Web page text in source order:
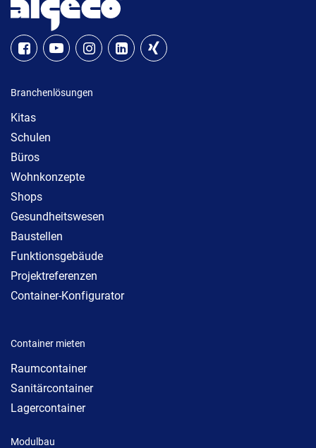
Branchenlösungen
Kitas
Schulen
Büros
Wohnkonzepte
Shops
Gesundheitswesen
Baustellen
Funktionsgebäude
Projektreferenzen
Container-Konfigurator
Container mieten
Raumcontainer
Sanitärcontainer
Lagercontainer
Modulbau